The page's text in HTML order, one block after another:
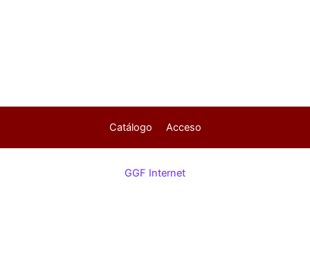
Catálogo Acceso
GGF Internet